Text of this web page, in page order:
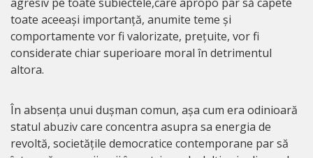
toate aceeași importanță, anumite teme și
comportamente vor fi valorizate, prețuite, vor fi
considerate chiar superioare moral în detrimentul
altora.
În absența unui dușman comun, așa cum era odinioară
statul abuziv care concentra asupra sa energia de
revoltă, societățile democratice contemporane par să